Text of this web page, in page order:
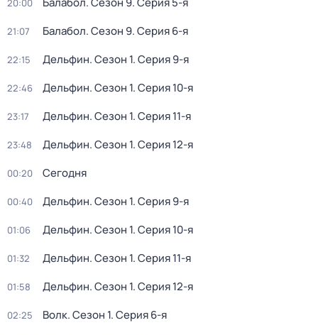
20:00
21:07 Балабол. Сезон 9. Серия 6-я
22:15 Дельфин. Сезон 1. Серия 9-я
22:46 Дельфин. Сезон 1. Серия 10-я
23:17 Дельфин. Сезон 1. Серия 11-я
23:48 Дельфин. Сезон 1. Серия 12-я
00:20 Сегодня
00:40 Дельфин. Сезон 1. Серия 9-я
01:06 Дельфин. Сезон 1. Серия 10-я
01:32 Дельфин. Сезон 1. Серия 11-я
01:58 Дельфин. Сезон 1. Серия 12-я
02:25 Волк. Сезон 1. Серия 6-я